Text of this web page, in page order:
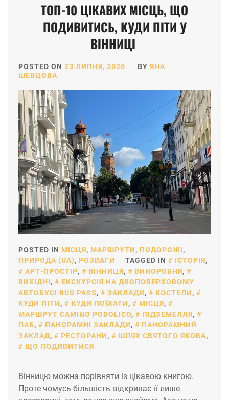
ТОП-10 ЦІКАВИХ МІСЦЬ, ЩО
ПОДИВИТИСЬ, КУДИ ПІТИ У
ВІННИЦІ
POSTED ON 23 ЛИПНЯ, 2026 BY ЯНА
ШЕВЦОВА
POSTED IN МІСЦЯ, МАРШРУТИ, ПОДОРОЖІ,
ПРИРОДА (UA), РОЗВАГИ TAGGED IN ІСТОРІЯ,
АРТ-ПРОСТІР, ВІННИЦЯ, ВИНОРОБНЯ,
ВИХІДНІ,
ЕКСКУРСІЯ НА ДВОПОВЕРХОВОМУ
АВТОБУСІ BUS PASS, ЗАКЛАДИ, КОСТЕЛИ,
КУДИ ПІТИ, КУДИ ПОЇХАТИ, МІСЦЯ,
МАРШРУТ CAMINO PODOLICO, ПІДЗЕМЕЛЛЯ,
ПАБ, ПАНОРАМНІ ЗАКЛАДИ,
ПАНОРАМНИЙ
ЗАКЛАД, РЕСТОРАНИ, ШЛЯХ СВЯТОГО ЯКОВА,
ЩО ПОДИВИТИСЯ
Вінницю можна порівняти із цікавою книгою.
Проте чомусь більшість відкриває її лише